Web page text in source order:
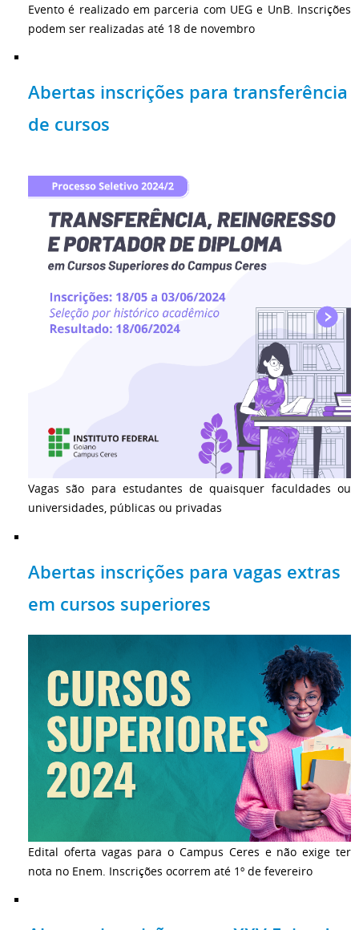
Evento é realizado em parceria com UEG e UnB. Inscrições
podem ser realizadas até 18 de novembro
Abertas inscrições para transferência
de cursos
Vagas são para estudantes de quaisquer faculdades ou
universidades, públicas ou privadas
Abertas inscrições para vagas extras
em cursos superiores
Edital oferta vagas para o Campus Ceres e não exige ter
nota no Enem. Inscrições ocorrem até 1º de fevereiro